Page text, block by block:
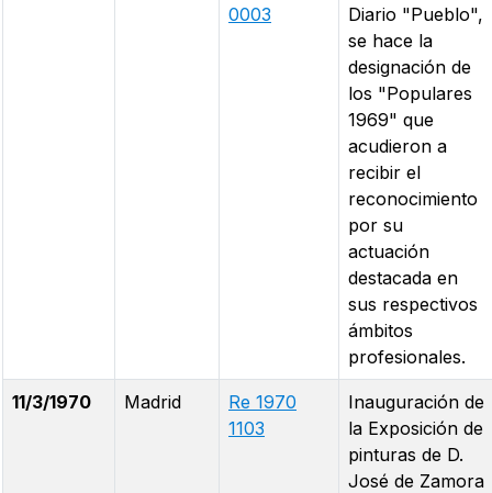
0003
Diario "Pueblo",
se hace la
designación de
los "Populares
1969" que
acudieron a
recibir el
reconocimiento
por su
actuación
destacada en
sus respectivos
ámbitos
profesionales.
11/3/1970 Madrid
Re 1970
1103
Inauguración de
la Exposición de
pinturas de D.
José de Zamora